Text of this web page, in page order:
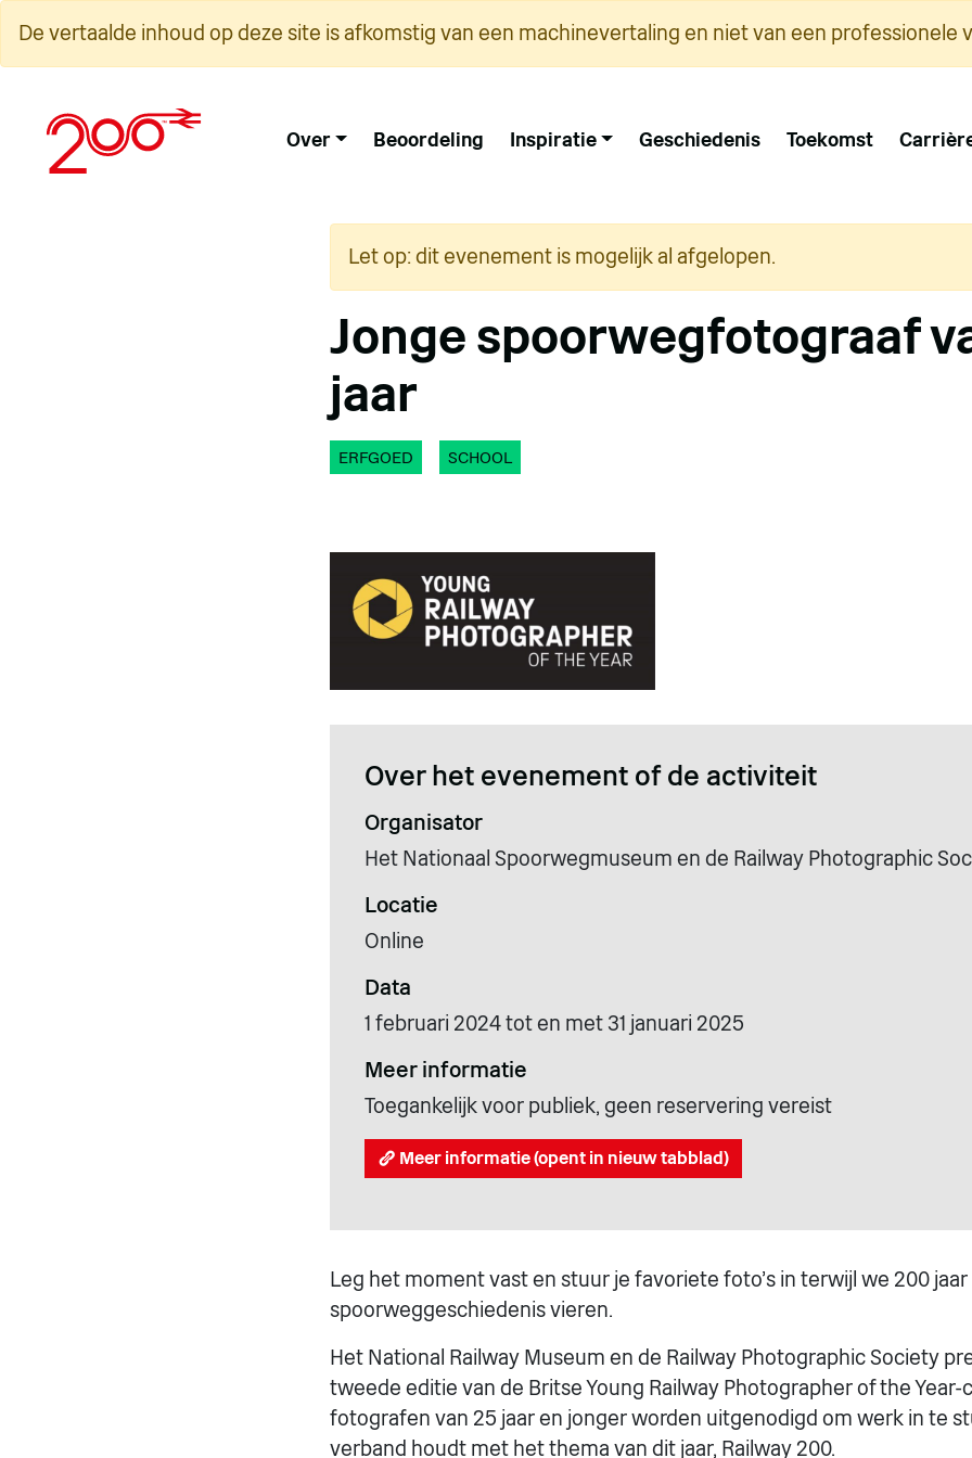
naar
inhoud
De vertaalde inhoud op deze site is afkomstig van een machinevertaling en niet van een professionele
Over Beoordeling Inspiratie Geschiedenis Toekomst
Let op: dit evenement is mogelijk al afgelopen.
Jonge spoorwegfotograaf
jaar
ERFGOED SCHOOL
Over het evenement of de activiteit
Organisator
Het Nationaal Spoorwegmuseum en de Railway Photographic
Locatie
Online
Data
1 februari 2024 tot en met 31 januari 2025
Meer informatie
Toegankelijk voor publiek, geen reservering vereist
Meer informatie (opent in nieuw tabblad)
Leg het moment vast en stuur je favoriete foto's in terwijl we 200 jaar
spoorweggeschiedenis vieren.
Het National Railway Museum en de Railway Photographic Society
tweede editie van de Britse Young Railway Photographer of the
fotografen van 25 jaar en jonger worden uitgenodigd om werk in te
verband houdt met het thema van dit jaar, Railway 200.